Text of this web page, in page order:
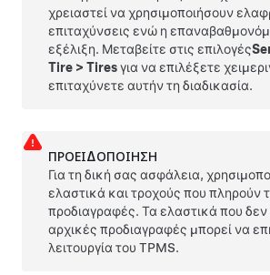
χρειαστεί να χρησιμοποιήσουν
επιταχύνσεις ενώ η
εξέλιξη. Μεταβείτε στις επιλογές
Tire >Tiresγια να επιλέξετε
επιταχύνετε αυτήν τη διαδικασία.
ΠΡΟΕΙΔΟΠΟΊΗΣΗ
Για τη δική σας ασφάλεια,
ελαστικά και τροχούς που πληρούν
προδιαγραφές. Τα ελαστικά που
αρχικές προδιαγραφές μπορεί να
λειτουργία του TPMS.